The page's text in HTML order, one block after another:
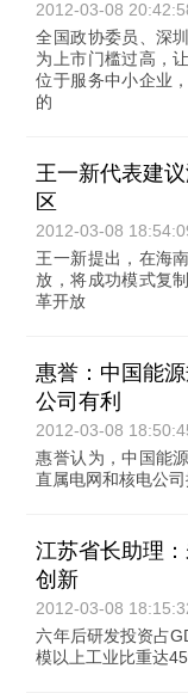
2012-03-08
全国政协委员、深
为上市门槛过高，
位于服务中小企业
的
王一新代表建
区
2012-03-08
王一新提出，在海
放，将成功模式复
革开放
惠誉：中国能
公司有利
2012-03-08
惠誉认为，中国能
直属电网和核电公
江苏省长助理
创新
2012-03-08
六年后研发投资占
模以上工业比重达